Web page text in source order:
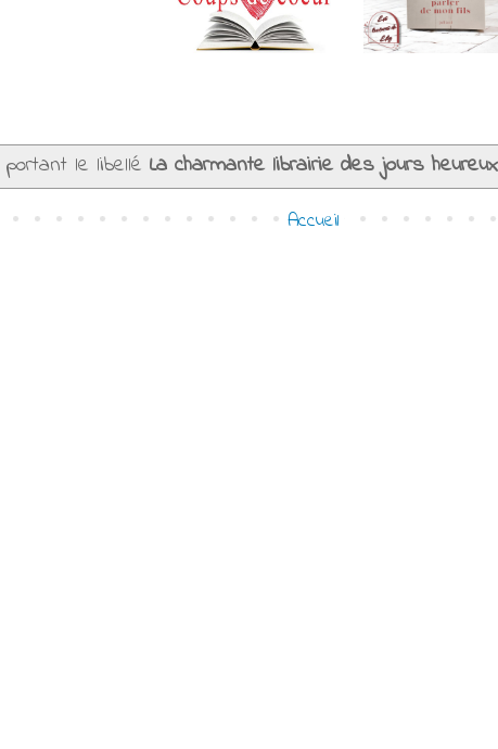
portant le libelléLa charmante librairie des jours heureux
Accueil